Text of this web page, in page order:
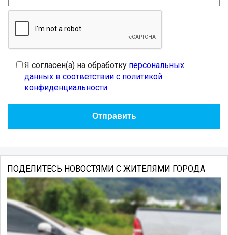
Я согласен(а) на обработку персональных
данных в соответствии с политикой
конфиденциальности
ПОДЕЛИТЕСЬ НОВОСТЯМИ С ЖИТЕЛЯМИ ГОРОДА